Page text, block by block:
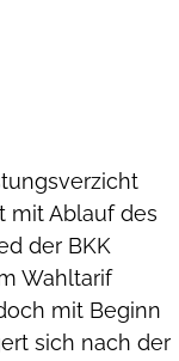
mit Ablauf des
der BKK
Wahltarif
mit Beginn
sich nach der